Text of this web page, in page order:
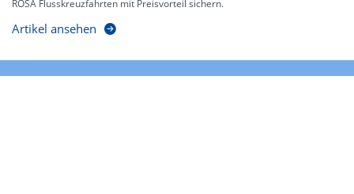
ROSA Flusskreuzfahrten mit Preisvorteil sichern.
Artikel ansehen